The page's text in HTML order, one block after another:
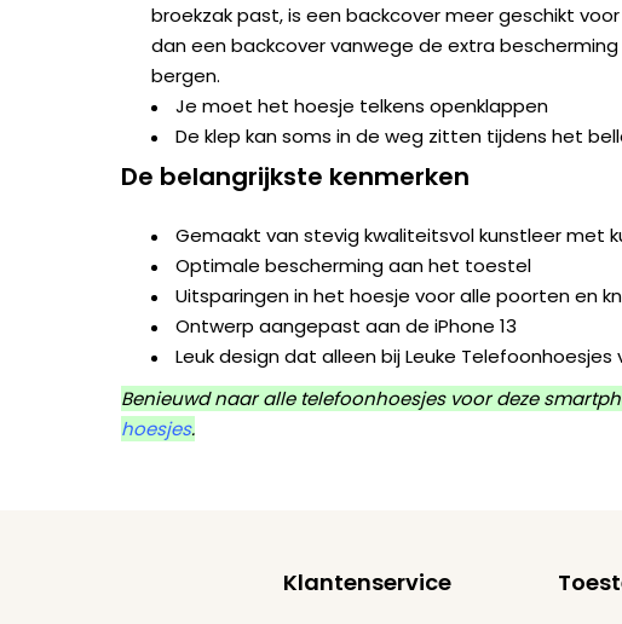
broekzak past, is een backcover meer geschikt voor
dan een backcover vanwege de extra
bergen.
Je moet het hoesje telkens openklappen
De klep kan soms in de weg zitten tijdens het
De belangrijkste kenmerken
Gemaakt van stevig kwaliteitsvol kunstleer met
Optimale bescherming aan het toestel
Uitsparingen in het hoesje voor alle poorten en
Ontwerp aangepast aan de iPhone 13
Leuk design dat alleen bij Leuke Telefoonhoesjes
Benieuwd naar alle telefoonhoesjes voor deze
hoesjes.
Klantenservice